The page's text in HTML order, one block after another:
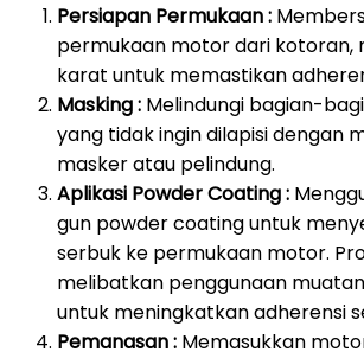
Persiapan Permukaan :
permukaan motor dari kotoran,
karat untuk memastikan
Masking : Melindungi bagian-
yang tidak ingin dilapisi dengan
masker atau pelindung.
Aplikasi Powder Coating :
gun powder coating untuk
serbuk ke permukaan motor.
melibatkan penggunaan
untuk meningkatkan adherensi
Pemanasan : Memasukkan